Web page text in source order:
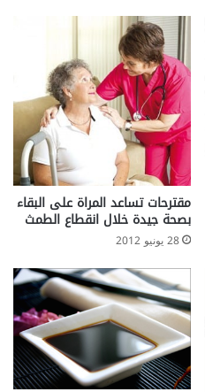
مقترحات تساعد المراة على البقاء
بصحة جيدة خلال انقطاع الطمث
28 يونيو 2012